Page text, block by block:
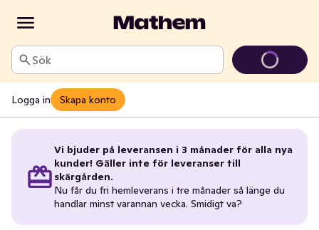
Sök
Logga in Skapa konto
Vi bjuder på leveransen i 3 månader för alla nya
kunder! Gäller inte för leveranser till
skärgården.
Nu får du fri hemleverans i tre månader så länge du
handlar minst varannan vecka. Smidigt va?